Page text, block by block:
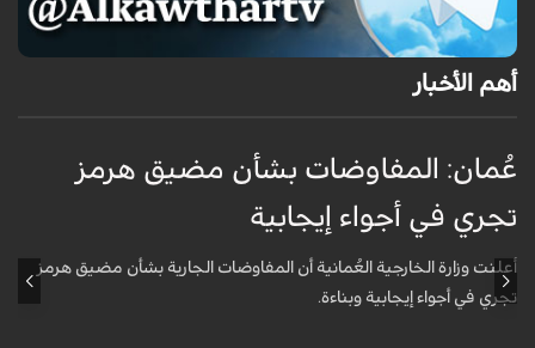
أهم الأخبار
عُمان: المفاوضات بشأن مضيق هرمز
تجري في أجواء إيجابية
أعلنت وزارة الخارجية العُمانية أن المفاوضات الجارية بشأن مضيق هرمز
تجري في أجواء إيجابية وبناءة.